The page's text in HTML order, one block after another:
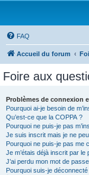
FAQ
Accueil du forum
Foire aux
Problèmes de connexion
Pourquoi ai-je besoin de
Qu’est-ce que la COPPA ?
Pourquoi ne puis-je pas
Je suis inscrit mais je ne
Pourquoi ne puis-je pas me
Je m’étais déjà inscrit par
J’ai perdu mon mot de
Pourquoi suis-je